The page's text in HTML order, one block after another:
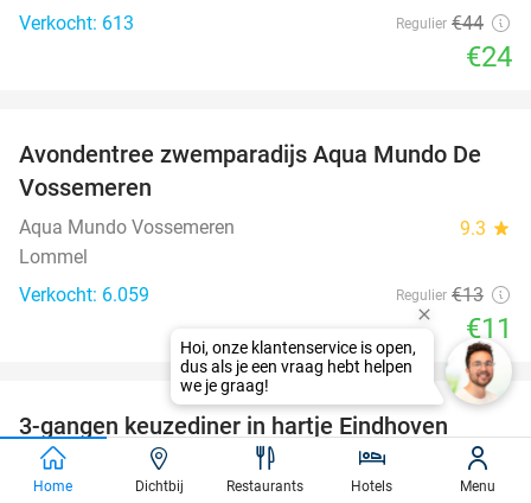
Verkocht: 613
Regulier €44
€24
15%
Avondentree zwemparadijs Aqua Mundo De
Vossemeren
Aqua Mundo Vossemeren 9.3 star
Lommel
Verkocht: 6.059
Regulier €13
€11
41%
favorite_border
3-gangen keuzediner in hartje Eindhoven
Velosoof Lunch - Bar - Diner 9.8
Eindhoven (11 km)
Home Dichtbij Restaurants Hotels Menu